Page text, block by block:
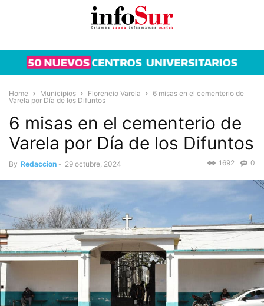
Home Municipios Florencio Varela
6 misas en el cementerio de
Varela por Día de los Difuntos
6 misas en el cementerio de
Varela por Día de los Difuntos
By Redaccion - 29 octubre, 2024 0
1692